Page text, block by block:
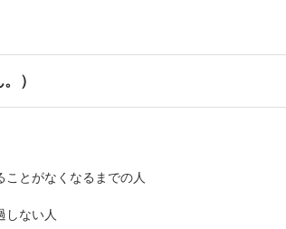
）
とがなくなるまでの人
ない人